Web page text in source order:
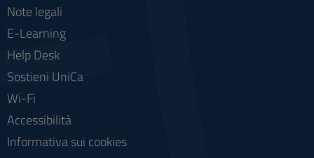
Note legali
E-Learning
Help Desk
Sostieni UniCa
Wi-Fi
Accessibilità
Informativa sui cookies